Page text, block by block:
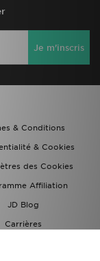
Je m'inscris
& Conditions
& Cookies
des Cookies
Affiliation
JD Blog
Carrières